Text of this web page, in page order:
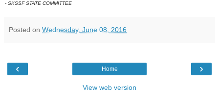
- SKSSF STATE COMMITTEE
Posted on Wednesday, June 08, 2016
‹ ›
Home
View web version